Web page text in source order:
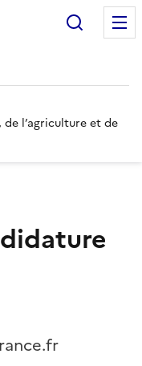
l’agriculture et de